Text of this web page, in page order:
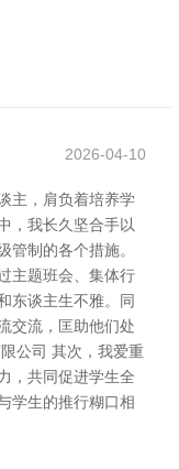
2026-04-10
主，肩负着培养学
，我长久坚合手以
管制的各个措施。
主题班会、集体行
东谈主生不雅。同
交流，匡助他们处
公司 其次，我爱重
，共同促进学生全
学生的推行糊口相